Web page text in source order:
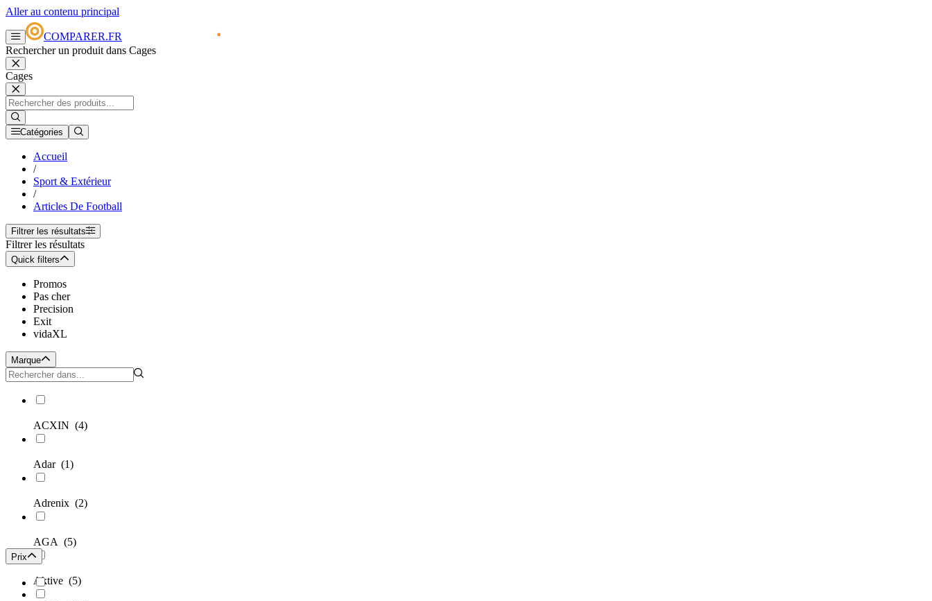
Aller au contenu principal
COMPARER.FR
Rechercher un produit dans Cages
Cages
Catégories
Accueil
/
Sport & Extérieur
/
Articles De Football
Filtrer les résultats
Filtrer les résultats
Quick filters
Promos
Pas cher
Precision
Exit
vidaXL
Marque
ACXIN (4)
Adar (1)
Adrenix (2)
AGA (5)
Aktive (5)
Prix